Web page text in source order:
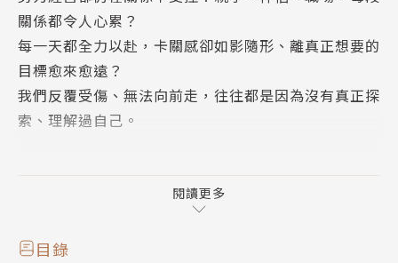
關係都令人心累？
每一天都全力以赴，卡關感卻如影隨形、離真正想要的
目標愈來愈遠？
我們反覆受傷、無法向前走，往往都是因為沒有真正探
索、理解過自己。
內涵，我們從小到大為了符合期望，或是經歷了創傷
後，開始遺忘、隱藏、壓抑的部分自己，被封存在無意
識中，漸漸成為了我們內心的「陰影」。平時可能難以
閱讀更多
目錄